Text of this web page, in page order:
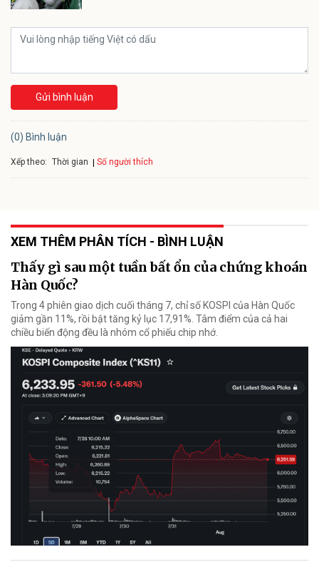
Gửi bình luận
(0) Bình luận
Xếp theo: Thời gian Số người thích
XEM THÊM PHÂN TÍCH - BÌNH LUẬN
Thấy gì sau một tuần bất ổn của chứng khoán
Hàn Quốc?
Trong 4 phiên giao dịch cuối tháng 7, chỉ số KOSPI của Hàn Quốc
giảm gần 11%, rồi bật tăng kỷ lục 17,91%. Tâm điểm của cả hai
chiều biến động đều là nhóm cổ phiếu chip nhớ.